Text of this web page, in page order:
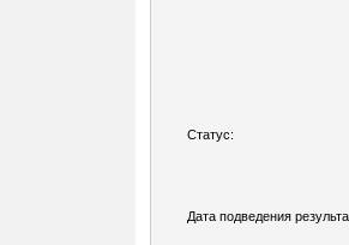
Статус:
Дата подведения